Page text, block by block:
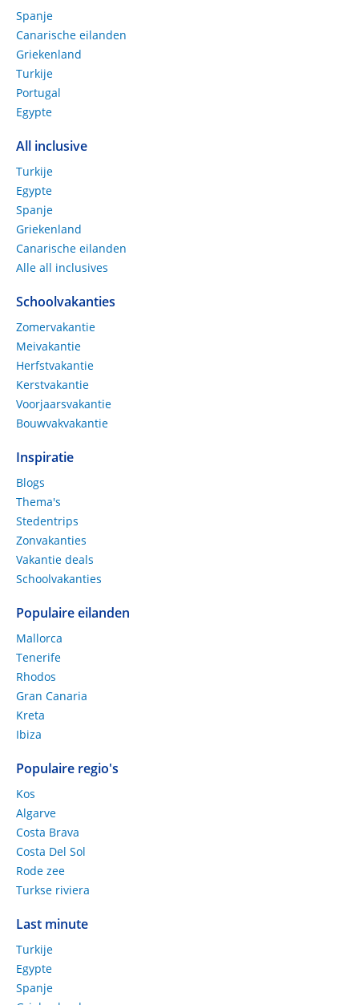
Spanje
Canarische eilanden
Griekenland
Turkije
Portugal
Egypte
All inclusive
Turkije
Egypte
Spanje
Griekenland
Canarische eilanden
Alle all inclusives
Schoolvakanties
Zomervakantie
Meivakantie
Herfstvakantie
Kerstvakantie
Voorjaarsvakantie
Bouwvakvakantie
Inspiratie
Blogs
Thema's
Stedentrips
Zonvakanties
Vakantie deals
Schoolvakanties
Populaire eilanden
Mallorca
Tenerife
Rhodos
Gran Canaria
Kreta
Ibiza
Populaire regio's
Kos
Algarve
Costa Brava
Costa Del Sol
Rode zee
Turkse riviera
Last minute
Turkije
Egypte
Spanje